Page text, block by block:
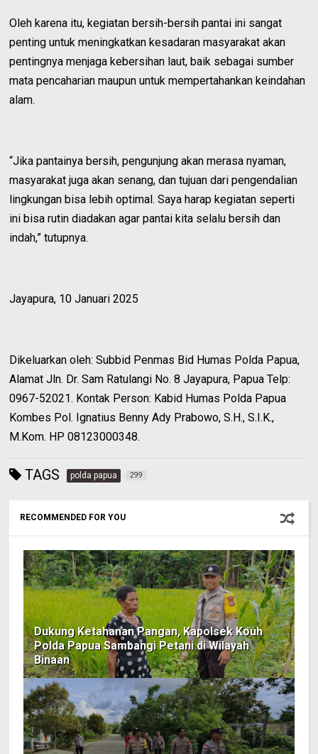
Oleh karena itu, kegiatan bersih-bersih pantai ini sangat
penting untuk meningkatkan kesadaran masyarakat akan
pentingnya menjaga kebersihan laut, baik sebagai sumber
mata pencaharian maupun untuk mempertahankan keindahan
alam.
“Jika pantainya bersih, pengunjung akan merasa nyaman,
masyarakat juga akan senang, dan tujuan dari pengendalian
lingkungan bisa lebih optimal. Saya harap kegiatan seperti
ini bisa rutin diadakan agar pantai kita selalu bersih dan
indah,” tutupnya.
Jayapura, 10 Januari 2025
Dikeluarkan oleh: Subbid Penmas Bid Humas Polda Papua,
Alamat Jln. Dr. Sam Ratulangi No. 8 Jayapura, Papua Telp:
0967-52021. Kontak Person: Kabid Humas Polda Papua
Kombes Pol. Ignatius Benny Ady Prabowo, S.H., S.I.K.,
M.Kom. HP 08123000348.
TAGS polda papua 299
RECOMMENDED FOR YOU
Dukung Ketahanan Pangan, Kapolsek Kouh
Polda Papua Sambangi Petani di Wilayah
Binaan